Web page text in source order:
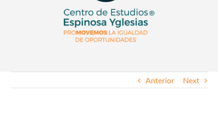
Anterior Next